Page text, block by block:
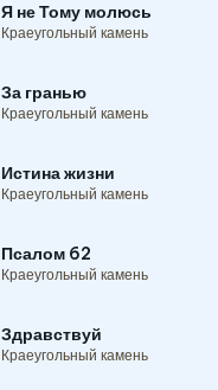
Я не Тому молюсь
Краеугольный камень
За гранью
Краеугольный камень
Истина жизни
Краеугольный камень
Псалом 62
Краеугольный камень
Здравствуй
Краеугольный камень